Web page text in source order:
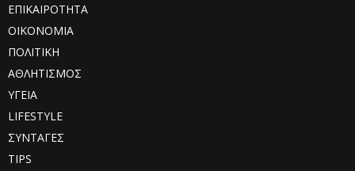
ΕΠΙΚΑΙΡΟΤΗΤΑ
ΟΙΚΟΝΟΜΙΑ
ΠΟΛΙΤΙΚΗ
ΑΘΛΗΤΙΣΜΟΣ
ΥΓΕΙΑ
LIFESTYLE
ΣΥΝΤΑΓΕΣ
TIPS